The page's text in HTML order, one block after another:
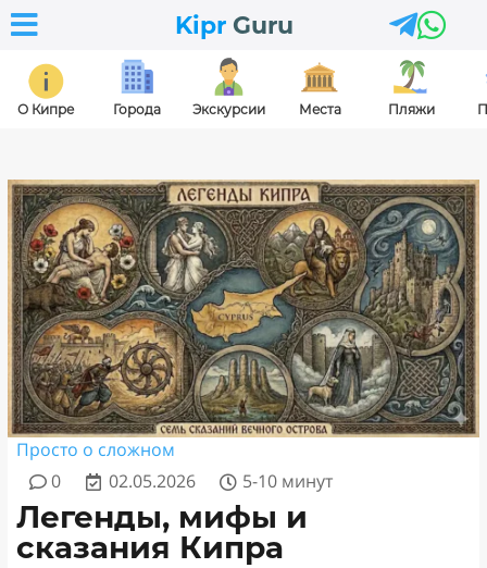
Kipr Guru
 
О Кипре Города Экскурсии Места Пляжи
Просто о сложном
0
02.05.2026 5-10 минут
Легенды, мифы и
сказания Кипра